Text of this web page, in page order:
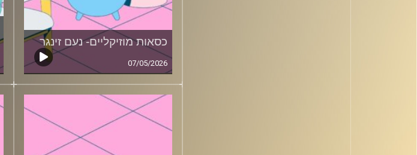
כסאות מוזיקליים- נעם זינגר
07/05/2026